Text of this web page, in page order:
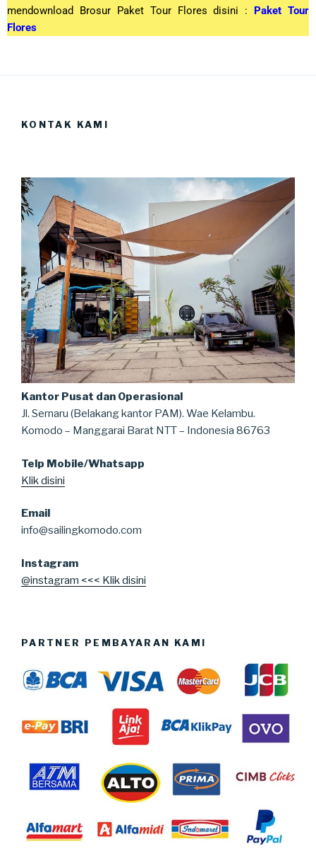
mendownload Brosur Paket Tour Flores disini :
Paket Tour
Flores
KONTAK KAMI
Kantor Pusat dan Operasional
Jl. Sernaru (Belakang kantor PAM). Wae Kelambu.
Komodo – Manggarai Barat NTT – Indonesia 86763
Telp Mobile/Whatsapp
Klik disini
Email
info@sailingkomodo.com
Instagram
@instagram <<< Klik disini
PARTNER PEMBAYARAN KAMI